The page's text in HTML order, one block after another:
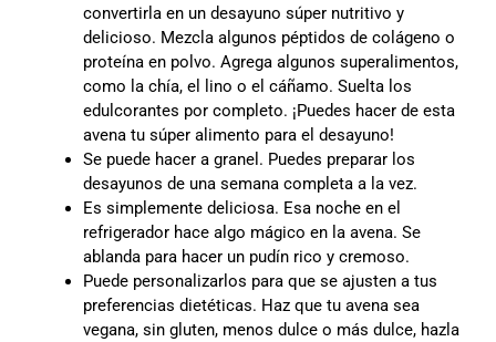
convertirla en un desayuno súper nutritivo y
delicioso. Mezcla algunos péptidos de colágeno o
proteína en polvo. Agrega algunos superalimentos,
como la chía, el lino o el cáñamo. Suelta los
edulcorantes por completo. ¡Puedes hacer de esta
avena tu súper alimento para el desayuno!
Se puede hacer a granel. Puedes preparar los
desayunos de una semana completa a la vez.
Es simplemente deliciosa. Esa noche en el
refrigerador hace algo mágico en la avena. Se
ablanda para hacer un pudín rico y cremoso.
Puede personalizarlos para que se ajusten a tus
preferencias dietéticas. Haz que tu avena sea
vegana, sin gluten, menos dulce o más dulce, hazla